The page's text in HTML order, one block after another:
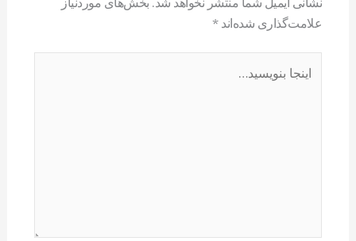
علامت‌گذاری شده‌اند*
بنویسید…